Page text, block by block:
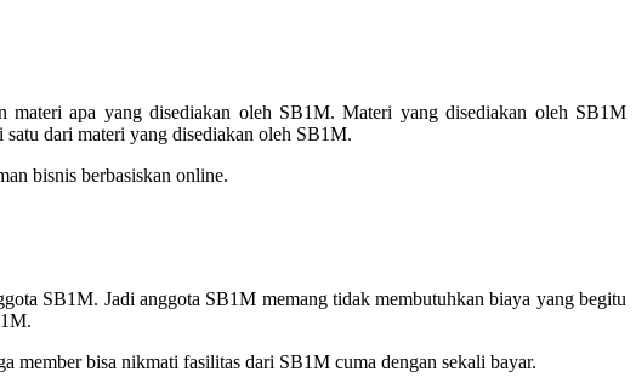
materi apa yang disediakan oleh SB1M. Materi yang disediakan oleh SB1M
dari materi yang disediakan oleh SB1M.
bisnis berbasiskan online.
SB1M. Jadi anggota SB1M memang tidak membutuhkan biaya yang begitu
member bisa nikmati fasilitas dari SB1M cuma dengan sekali bayar.